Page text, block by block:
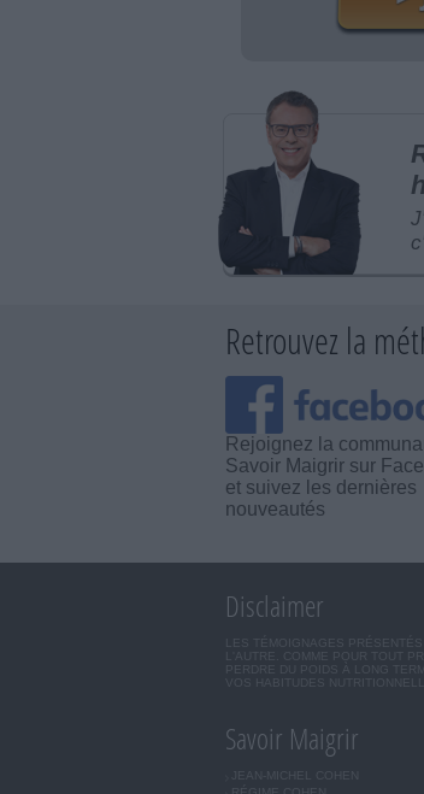
Retrouvez la
Rejoignez la
Savoir Maigrir sur
et suivez les dernières
nouveautés
Disclaimer
LES TÉMOIGNAGES
L'AUTRE. COMME POUR TOUT
PERDRE DU POIDS À LONG
VOS HABITUDES
Savoir Maigrir
JEAN-MICHEL COHEN